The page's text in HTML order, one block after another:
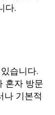
다.
습니다.
혼자 방문
나 기본적